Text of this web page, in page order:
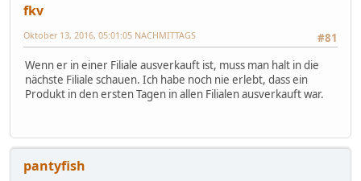
fkv
#81
Oktober 13, 2016, 05:01:05 NACHMITTAGS
Wenn er in einer Filiale ausverkauft ist, muss man halt in die
nächste Filiale schauen. Ich habe noch nie erlebt, dass ein
Produkt in den ersten Tagen in allen Filialen ausverkauft war.
pantyfish